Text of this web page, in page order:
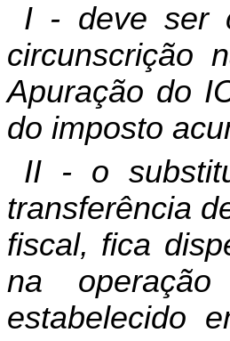
I - deve ser
circunscrição
Apuração do
do imposto
II - o
transferência
fiscal, fica
na operação
estabelecido